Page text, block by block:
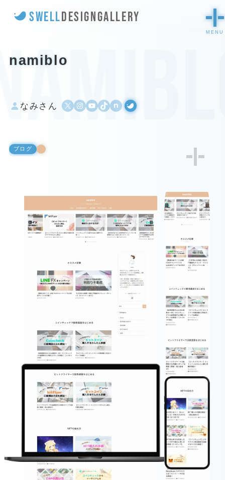
SWELLDESIGNGALLERY
namiblo
なみさん X Instagram
YouTube
TikTok
500pxWordPress
ブログ